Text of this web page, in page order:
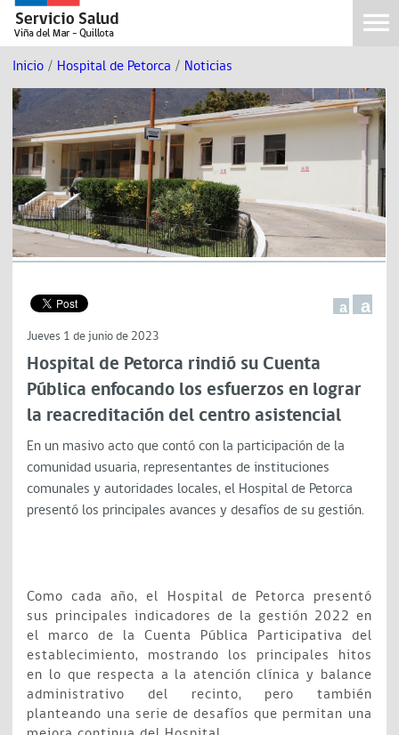
Inicio / Hospital de Petorca / Noticias
a a
Jueves 1 de junio de 2023
Hospital de Petorca rindió su Cuenta
Pública enfocando los esfuerzos en lograr
la reacreditación del centro asistencial
En un masivo acto que contó con la participación de la
comunidad usuaria, representantes de instituciones
comunales y autoridades locales, el Hospital de Petorca
presentó los principales avances y desafíos de su gestión.
Como cada año, el Hospital de Petorca presentó
sus principales indicadores de la gestión 2022 en
el marco de la Cuenta Pública Participativa del
establecimiento, mostrando los principales hitos
en lo que respecta a la atención clínica y balance
administrativo del recinto, pero también
planteando una serie de desafíos que permitan una